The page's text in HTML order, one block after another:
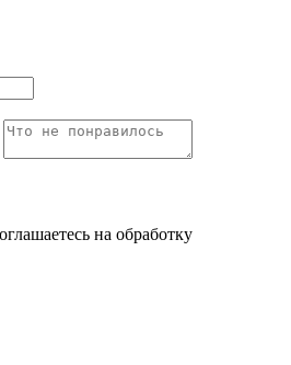
на обработку